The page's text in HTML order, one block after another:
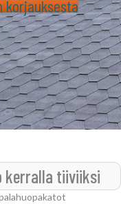
korjauksesta
kerralla tiiviiksi